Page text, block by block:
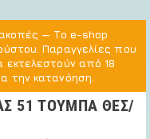
— Το e-shop
Παραγγελίες που
εκτελεστούν από 18
την κατανόηση.
51 ΤΟΥΜΠΑ ΘΕΣ/